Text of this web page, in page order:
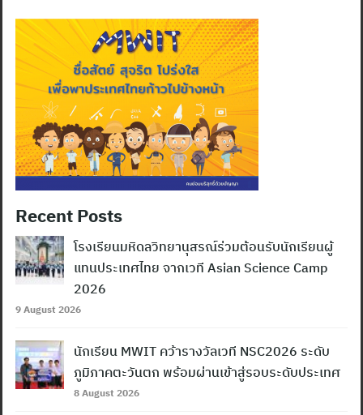
Recent Posts
โรงเรียนมหิดลวิทยานุสรณ์ร่วมต้อนรับนักเรียนผู้
แทนประเทศไทย จากเวที Asian Science Camp
2026
9 August 2026
นักเรียน MWIT คว้ารางวัลเวที NSC2026 ระดับ
ภูมิภาคตะวันตก พร้อมผ่านเข้าสู่รอบระดับประเทศ
8 August 2026